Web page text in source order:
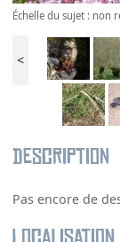
Échelle du sujet : non
<
Description
Pas encore de